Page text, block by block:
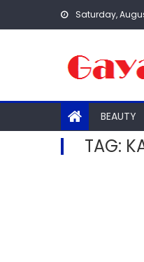
Saturday,
BEAUTY
TAG: